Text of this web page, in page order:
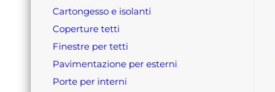
cartongesso e isolanti
coperture tetti
finestre per tetti
pavimentazione per esterni
porte per interni